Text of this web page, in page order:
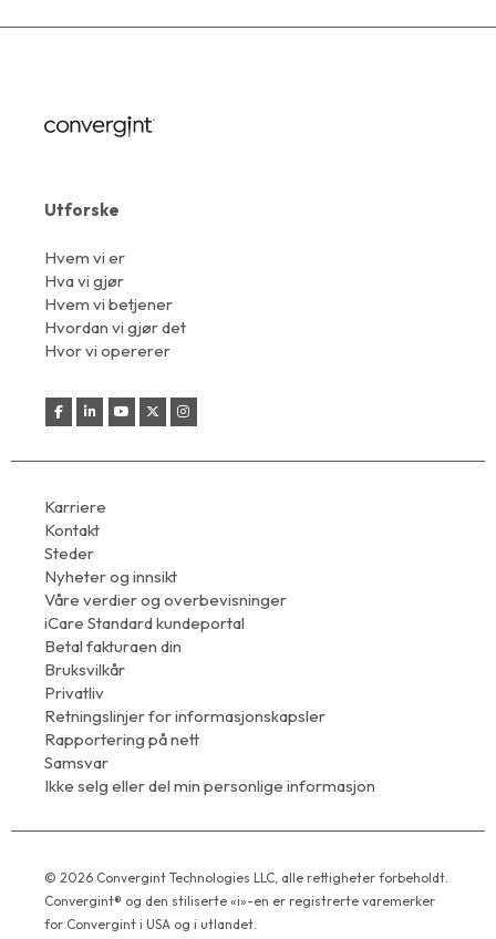
Utforske
Hvem vi er
Hva vi gjør
Hvem vi betjener
Hvordan vi gjør det
Hvor vi opererer
Karriere
Kontakt
Steder
Nyheter og innsikt
Våre verdier og overbevisninger
iCare Standard kundeportal
Betal fakturaen din
Bruksvilkår
Privatliv
Retningslinjer for informasjonskapsler
Rapportering på nett
Samsvar
Ikke selg eller del min personlige informasjon
© 2026 Convergint Technologies LLC, alle rettigheter forbeholdt.
Convergint® og den stiliserte «i»-en er registrerte varemerker
for Convergint i USA og i utlandet.